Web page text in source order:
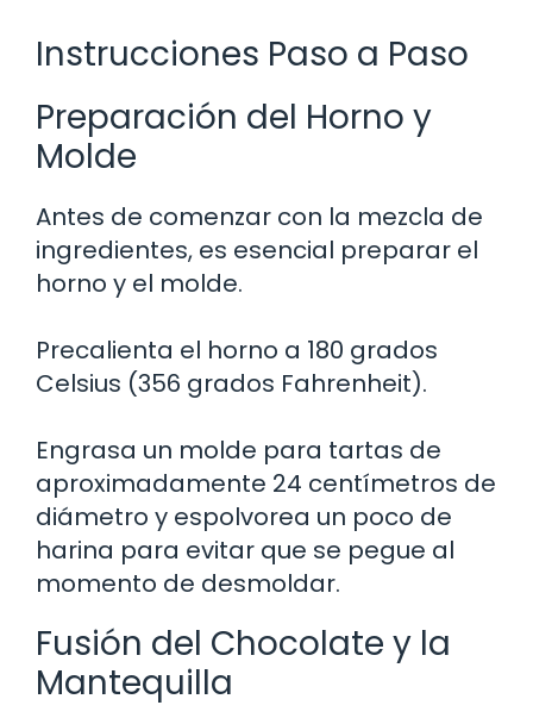
Instrucciones Paso a Paso
Preparación del Horno y
Molde
Antes de comenzar con la mezcla de
ingredientes, es esencial preparar el
horno y el molde.
Precalienta el horno a 180 grados
Celsius (356 grados Fahrenheit).
Engrasa un molde para tartas de
aproximadamente 24 centímetros de
diámetro y espolvorea un poco de
harina para evitar que se pegue al
momento de desmoldar.
Fusión del Chocolate y la
Mantequilla